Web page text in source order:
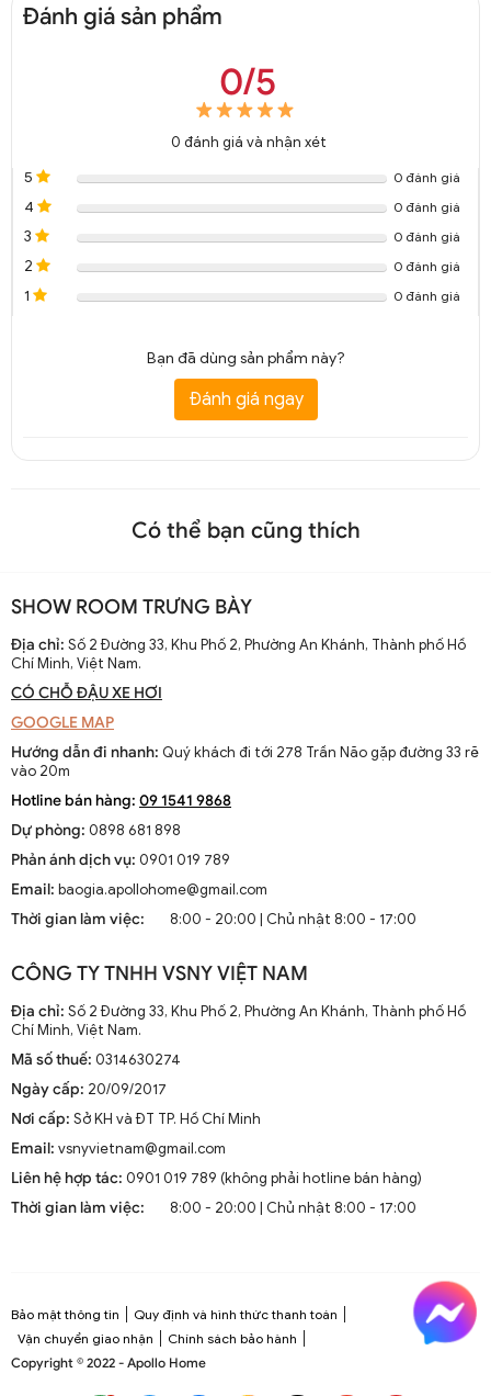
Đánh giá sản phẩm
0/5
0 đánh giá và nhận xét
5
0 đánh giá
4 0 đánh giá
3 0 đánh giá
2 0 đánh giá
1 0 đánh giá
Bạn đã dùng sản phẩm này?
Đánh giá ngay
Có thể bạn cũng thích
SHOW ROOM TRƯNG BÀY
Địa chỉ: Số 2 Đường 33, Khu Phố 2, Phường An Khánh, Thành phố Hồ
Chí Minh, Việt Nam.
CÓ CHỖ ĐẬU XE HƠI
GOOGLE MAP
Hướng dẫn đi nhanh: Quý khách đi tới 278 Trần Não gặp đường 33 rẽ
vào 20m
Hotline bán hàng: 09 1541 9868
Dự phòng: 0898 681 898
Phản ánh dịch vụ: 0901 019 789
Email: baogia.apollohome@gmail.com
Thời gian làm việc:
8:00 - 20:00 | Chủ nhật 8:00 - 17:00
CÔNG TY TNHH VSNY VIỆT NAM
Địa chỉ: Số 2 Đường 33, Khu Phố 2, Phường An Khánh, Thành phố Hồ
Chí Minh, Việt Nam.
Mã số thuế: 0314630274
Ngày cấp: 20/09/2017
Nơi cấp: Sở KH và ĐT TP. Hồ Chí Minh
Email: vsnyvietnam@gmail.com
Liên hệ hợp tác: 0901 019 789 (không phải hotline bán hàng)
Thời gian làm việc:
8:00 - 20:00 | Chủ nhật 8:00 - 17:00
Bảo mật thông tin
Quy định và hình thức thanh toán
Vận chuyển giao nhận
Chính sách bảo hành
Copyright © 2022 - Apollo Home